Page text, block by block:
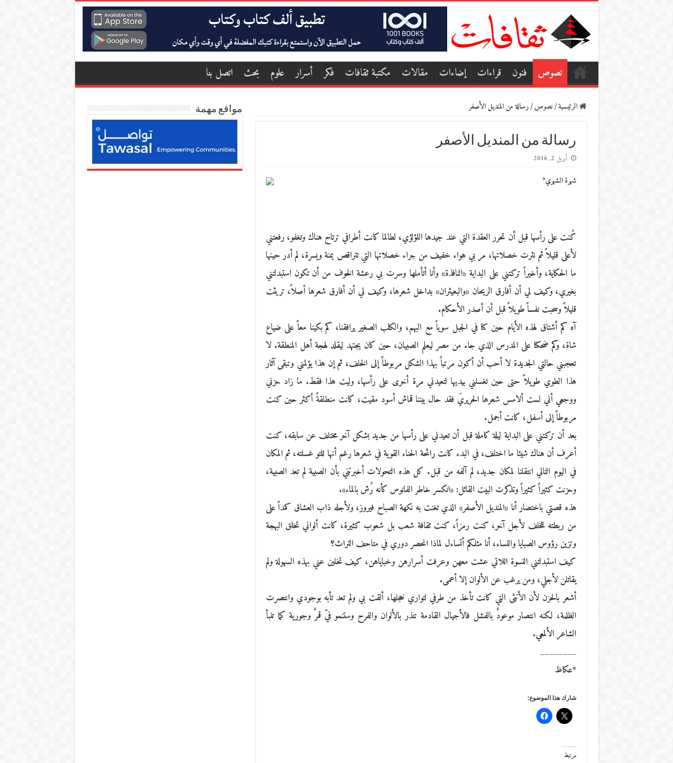
نصوص فنون قراءات إضاءات مقالات مكتبة ثقافات فكر أسرار علوم بحث اتصل بنا
الرئيسية/نصوص/رسالة من المنديل الأصفر
رسالة من المنديل الأصفر
أبريل 2, 2016
شهرة الشهري*
كُنت على رأسها قبل أن تحرر العقدة التي عند جيدها اللؤلؤي، لطالما كانت أطرافي ترتاح هناك وتغفو، رفعتني
لأعلى قليلاً ثم نثرت خصلاتها، مر بي هواء خفيف من جراء خصلاتها التي تتراقص يمنة ويسرة، لم أدر حينها
ما الحكاية، وأخيراً تركتني على البداية «النافذة» وأنا أتأملها وسرت بي رعشة الخوف من أن تكون استبدلتني
بغيري، وكيف لي أن أفارق الريحان «والبعيثران» بداخل شعرها، وكيف لي أن أفارق شعرها أصلاً، تريثت
قليلاً وسحبت نفساً طويلاً قبل أن أصدر الأحكام.
آه كم أشتاق لهذه الأيام حين كنا في الجبل سوياً مع البهم، والكلب الصغير يرافقنا، كم بكينا معاً على ضياع
شاة، وكم ضحكنا على المدرس الذي جاء من مصر ليعلم الصبيان، حين كان يجتهد ليقلد لهجة أهل المنطقة. لا
تعجبني حالتي الجديدة لا أحب أن أكون مرتباً بهذا الشكل مربوطاً إلى الخلف، ثم إن هذا يؤلمني وتبقى آثار
هذا الطوي طويلاً حتى حين تغسلني بيديها لتعيدني مرة أخرى على رأسها، وليت هذا فقط. ما زاد حزني
ووجعي أني لست ألامس شعرها الحريريَ فقد حال بيننا قماش أسود مقيت، كانت منطلقةً أكثر حين كنت
مربوطاً إلى أسفل، كانت أجمل.
بعد أن تركتني على البداية ليلة كاملة قبل أن تعيدني على رأسها من جديد بشكل آخر مختلف عن سابقه، كنت
أعرف أن هناك شيئا ما اختلف، في البدء كانت رائحة الحناء القوية في شعرها رغم أنها للتو غسلته، ثم المكان
في اليوم التالي انتقلنا لمكان جديد، لم آلفه من قبل. كل هذه التحولات أخبرتني بأن الصبية لم تعد الصبية،
وحزنت كثيراً كثيراً وتذكرت البيت القائل: «انكسر خاطر الفانوس كأنه رُش بالماء».
هذه قصتي باختصار أنا «المنديل الأصفر» الذي تغنت به نكهة الصباح فيروز، ولأجله ذاب العشاق كمداً على
من ربطته للخلف لأجل آخر، كنت رمزاً، كنت ثقافة شعب بل شعوب كثيرة، كانت ألواني تخلق البهجة
وتزين رؤوس الصبايا والنساء، أنا مثلكم أتساءل لماذا انحصر دوري في متاحف التراث؟
كيف استبدلتني النسوة اللاتي عشت معهن وعرفت أسرارهن وخباياهن، كيف تخلين عني بهذه السهولة ولم
يقاتلن لأجلي، ومن يرغب عن الألوان إلا أعمى.
أشعر بالحزن لأن الأنثى التي كانت تأخذ من طرفي لتواري خجلها، ألقت بي ولم تعد تأبه بوجودي وانتصرت
الظلمة، لكنه انتصار موعودٌ بالفشل فالأجيال القادمة تنذر بالألوان والفرح وستنمو فيّ قمرٌ وجورية كما تنبأ
الشاعر الألمعي.
________
*عكاظ
شارك هذا الموضوع:
مرتبط
مواقع مهمة